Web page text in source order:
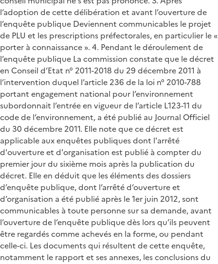
l’adoption de cette délibération et avant l’ouverture de
l’enquête publique Deviennent communicables le projet
de PLU et les prescriptions préfectorales, en particulier le «
porter à connaissance ». 4. Pendant le déroulement de
l’enquête publique La commission constate que le décret
en Conseil d’Etat n° 2011-2018 du 29 décembre 2011 à
l’intervention duquel l’article 236 de la loi n° 2010-788
portant engagement national pour l’environnement
subordonnait l’entrée en vigueur de l’article L123-11 du
code de l’environnement, a été publié au Journal Officiel
du 30 décembre 2011. Elle note que ce décret est
applicable aux enquêtes publiques dont l'arrêté
d'ouverture et d'organisation est publié à compter du
premier jour du sixième mois après la publication du
décret. Elle en déduit que les éléments des dossiers
d’enquête publique, dont l’arrêté d’ouverture et
d’organisation a été publié après le 1er juin 2012, sont
communicables à toute personne sur sa demande, avant
l’ouverture de l’enquête publique dès lors qu’ils peuvent
être regardés comme achevés en la forme, ou pendant
celle-ci. Les documents qui résultent de cette enquête,
notamment le rapport et ses annexes, les conclusions du